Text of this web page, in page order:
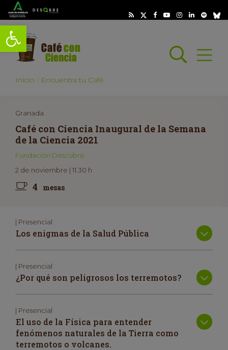
Abrir barra de herramientas
Abrir
Inicio Encuentra tu Café
Granada
Café con Ciencia Inaugural de la Semana
de la Ciencia 2021
Fundación Descubre
2 de noviembre | 11.30 h
4 mesas
| Presencial
Los enigmas de la Salud Pública
| Presencial
¿Por qué son peligrosos los terremotos?
| Presencial
El uso de la Física para entender
fenómenos naturales de la Tierra como
terremotos o volcanes.